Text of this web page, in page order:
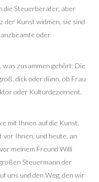
die Steuerberater, aber
der Kunst widmen, sie sind
oder
was zusammen gehört: Die
dick oder dünn, ob Frau
oder Kulturdezernent.
mit Ihnen auf die Kunst,
Ihnen, und heute, an
meinem Freund Willi
Steuermann der
uns und den Weg, den wir